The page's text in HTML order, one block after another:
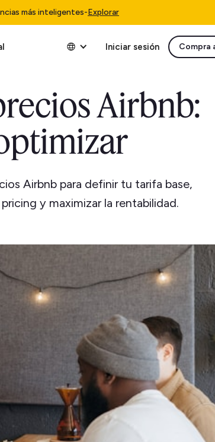
más inteligentes-Explorar
Iniciar sesión Compra
Airbnb:
Airbnb para definir tu tarifa base,
y maximizar la rentabilidad.